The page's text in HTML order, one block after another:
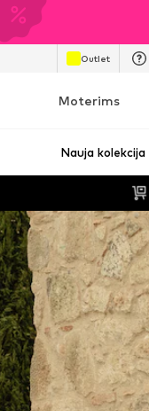
Outlet
Moterims
Nauja kolekcija